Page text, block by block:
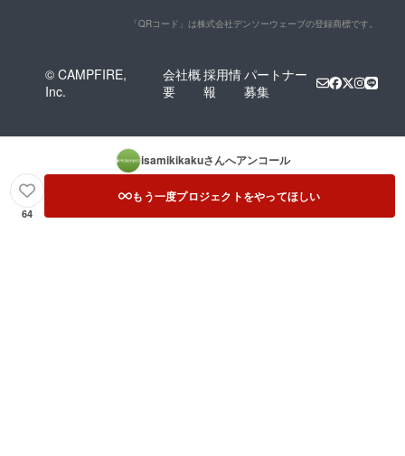
「QRコード」は株式会社デンソーウェーブの登録商標です。
© CAMPFIRE,
Inc.
会社概
要
採用情
報
パートナー
募集
isamikikakuさんへアンコール
64
もう一度プロジェクトをやってほしい